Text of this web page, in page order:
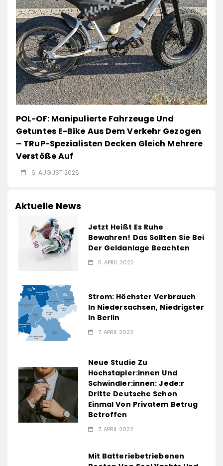
POL-OF: Manipulierte Fahrzeuge Und
Getuntes E-Bike Aus Dem Verkehr Gezogen
– TRuP-Spezialisten Decken Gleich Mehrere
Verstöße Auf
6. AUGUST 2026
Aktuelle News
Jetzt Heißt Es Ruhe
Bewahren! Das Sollten Sie Bei
Der Geldanlage Beachten
5. APRIL 2022
Strom: Höchster Verbrauch
In Niedersachsen, Niedrigster
In Berlin
7. APRIL 2022
Neue Studie Zu
Hochstapler:innen Und
Schwindler:innen: Jede:r
Dritte Deutsche Schon
Einmal Von Privatem Betrug
Betroffen
7. APRIL 2022
Mit Batteriebetriebenen